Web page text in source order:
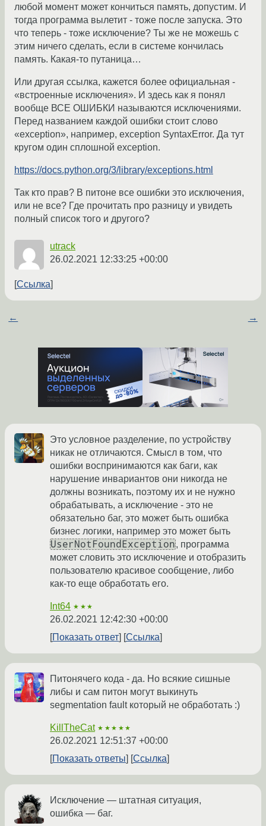
любой момент может кончиться память, допустим. И
тогда программа вылетит - тоже после запуска. Это
что теперь - тоже исключение? Ты же не можешь с
этим ничего сделать, если в системе кончилась
память. Какая-то путаница…
Или другая ссылка, кажется более официальная -
«встроенные исключения». И здесь как я понял
вообще ВСЕ ОШИБКИ называются исключениями.
Перед названием каждой ошибки стоит слово
«exception», например, exception SyntaxError. Да тут
кругом один сплошной exception.
https://docs.python.org/3/library/exceptions.html
Так кто прав? В питоне все ошибки это исключения,
или не все? Где прочитать про разницу и увидеть
полный список того и другого?
utrack
26.02.2021 12:33:25 +00:00
Ссылка
← →
Это условное разделение, по устройству
никак не отличаются. Смысл в том, что
ошибки воспринимаются как баги, как
нарушение инвариантов они никогда не
должны возникать, поэтому их и не нужно
обрабатывать, а исключение - это не
обязательно баг, это может быть ошибка
бизнес логики, например это может быть
UserNotFoundException, программа
может словить это исключение и отобразить
пользователю красивое сообщение, либо
как-то еще обработать его.
Int64 ★★★
26.02.2021 12:42:30 +00:00
Показать ответ
Ссылка
Питонячего кода - да. Но всякие сишные
либы и сам питон могут выкинуть
segmentation fault который не обработать :)
KillTheCat ★★★★★
26.02.2021 12:51:37 +00:00
Показать ответы
Ссылка
Исключение — штатная ситуация,
ошибка — баг.